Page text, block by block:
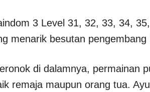
3 Level 31, 32, 33, 34,
menarik besutan
di dalamnya, permainan
remaja maupun orang tua.